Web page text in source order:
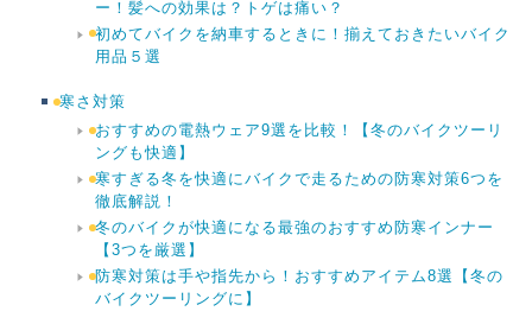
ー！髪への効果は？トゲは痛い？
初めてバイクを納車するときに！揃えておきたいバイク
用品５選
寒さ対策
おすすめの電熱ウェア9選を比較！【冬のバイクツーリ
ングも快適】
寒すぎる冬を快適にバイクで走るための防寒対策6つを
徹底解説！
冬のバイクが快適になる最強のおすすめ防寒インナー
【3つを厳選】
防寒対策は手や指先から！おすすめアイテム8選【冬の
バイクツーリングに】